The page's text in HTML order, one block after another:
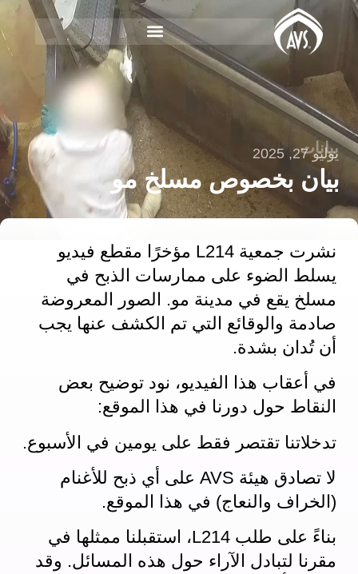
بيانات
يوليو 27, 2025
بيان بخصوص مسلخ مو
نشرت جمعية L214 مؤخرًا مقطع فيديو
يسلط الضوء على ممارسات الذبح في
مسلخ يقع في مدينة مو. الصور المعروضة
صادمة والوقائع التي تم الكشف عنها يجب
أن تُدان بشدة.
في أعقاب هذا الفيديو، نود توضيح بعض
النقاط حول دورنا في هذا الموقع:
تدخلاتنا تقتصر فقط على يومين في الأسبوع.
لا تصادق هيئة AVS على أي ذبح للأغنام
(الخراف والنعاج) في هذا الموقع.
بناءً على طلب L214، استقبلنا ممثلها في
مقرنا لتبادل الآراء حول هذه المسائل. وقد